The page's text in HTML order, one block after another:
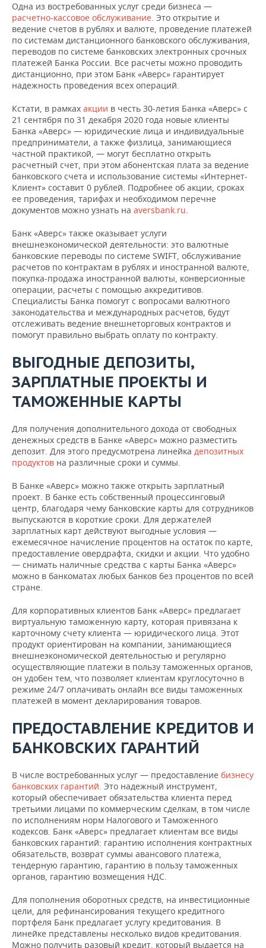
Одна из востребованных услуг среди бизнеса —
расчетно-кассовое обслуживание. Это открытие и
ведение счетов в рублях и валюте, проведение платежей
по системам дистанционного банковского обслуживания,
переводов по системе банковских электронных срочных
платежей Банка России. Все расчеты можно проводить
дистанционно, при этом Банк «Аверс» гарантирует
надежность проведения всех операций.
Кстати, в рамках акции в честь 30-летия Банка «Аверс» с
21 сентября по 31 декабря 2020 года новые клиенты
Банка «Аверс» — юридические лица и индивидуальные
предприниматели, а также физлица, занимающиеся
частной практикой, — могут бесплатно открыть
расчетный счет, при этом абонентская плата за ведение
банковского счета и использование системы «Интернет-
Клиент» составит 0 рублей. Подробнее об акции, сроках
ее проведения, тарифах и необходимом перечне
документов можно узнать на aversbank.ru.
Банк «Аверс» также оказывает услуги
внешнеэкономической деятельности: это валютные
банковские переводы по системе SWIFT, обслуживание
расчетов по контрактам в рублях и иностранной валюте,
покупка-продажа иностранной валюты, конверсионные
операции, расчеты с помощью аккредитивов.
Специалисты Банка помогут с вопросами валютного
законодательства и международных расчетов, будут
отслеживать ведение внешнеторговых контрактов и
помогут правильно выбрать оплату по контракту.
ВЫГОДНЫЕ ДЕПОЗИТЫ,
ЗАРПЛАТНЫЕ ПРОЕКТЫ И
ТАМОЖЕННЫЕ КАРТЫ
Для получения дополнительного дохода от свободных
денежных средств в Банке «Аверс» можно разместить
депозит. Для этого предусмотрена линейка депозитных
продуктов на различные сроки и суммы.
В Банке «Аверс» можно также открыть зарплатный
проект. В банке есть собственный процессинговый
центр, благодаря чему банковские карты для сотрудников
выпускаются в короткие сроки. Для держателей
зарплатных карт действуют выгодные условия —
ежемесячное начисление процентов на остаток по карте,
предоставление овердрафта, скидки и акции. Что удобно
— снимать наличные средства с карты Банка «Аверс»
можно в банкоматах любых банков без процентов по всей
стране.
Для корпоративных клиентов Банк «Аверс» предлагает
виртуальную таможенную карту, которая привязана к
карточному счету клиента — юридического лица. Этот
продукт ориентирован на компании, занимающиеся
внешнеэкономической деятельностью и регулярно
осуществляющие платежи в пользу таможенных органов,
он удобен тем, что позволяет клиентам круглосуточно в
режиме 24/7 оплачивать онлайн все виды таможенных
платежей в момент декларирования товаров.
ПРЕДОСТАВЛЕНИЕ КРЕДИТОВ И
БАНКОВСКИХ ГАРАНТИЙ
В числе востребованных услуг — предоставление бизнесу
банковских гарантий. Это надежный инструмент,
который обеспечивает обязательства клиента перед
третьими лицами по коммерческим сделкам, в том числе
по исполнениям норм Налогового и Таможенного
кодексов. Банк «Аверс» предлагает клиентам все виды
банковских гарантий: гарантию исполнения контрактных
обязательств, возврат суммы авансового платежа,
тендерную гарантию, гарантию в пользу таможенных
органов, гарантию возмещения НДС.
Для пополнения оборотных средств, на инвестиционные
цели, для рефинансирования текущего кредитного
портфеля Банк предлагает услугу кредитования. В
линейке представлены несколько видов кредитования.
Можно получить разовый кредит, который выдается на